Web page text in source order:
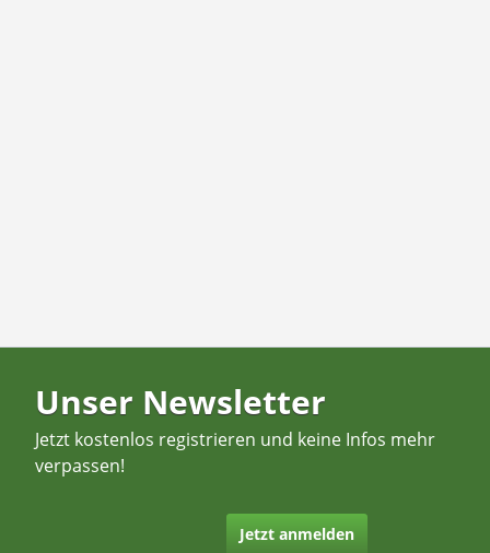
Unser Newsletter
Jetzt kostenlos registrieren und keine Infos mehr
verpassen!
Jetzt anmelden